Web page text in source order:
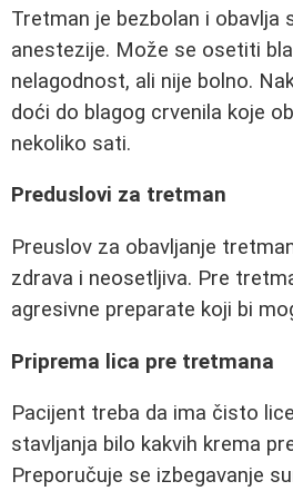
Tretman je bezbolan i obavlja
anestezije. Može se osetiti
nelagodnost, ali nije bolno.
doći do blagog crvenila koje
nekoliko sati.
Preduslovi za tretman
Preuslov za obavljanje
zdrava i neosetljiva. Pre
agresivne preparate koji bi
Priprema lica pre tretmana
Pacijent treba da ima čisto
stavljanja bilo kakvih krema
Preporučuje se izbegavanje